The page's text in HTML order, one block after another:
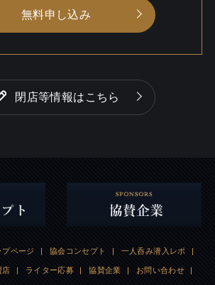
無料申し込み
閉店等情報はこちら
ページ | 協会コンセプト | 一人呑み潜入レポ |
店 | ライター応募 | 協賛企業 | お問い合わせ |